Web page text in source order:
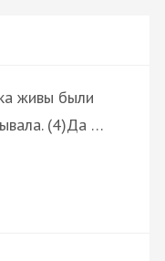
живы были
(4)Да …